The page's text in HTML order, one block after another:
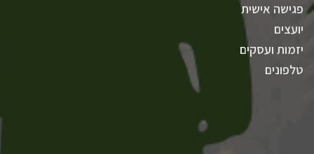
פגישה אישית
יועצים
יזמות ועסקים
טלפונים